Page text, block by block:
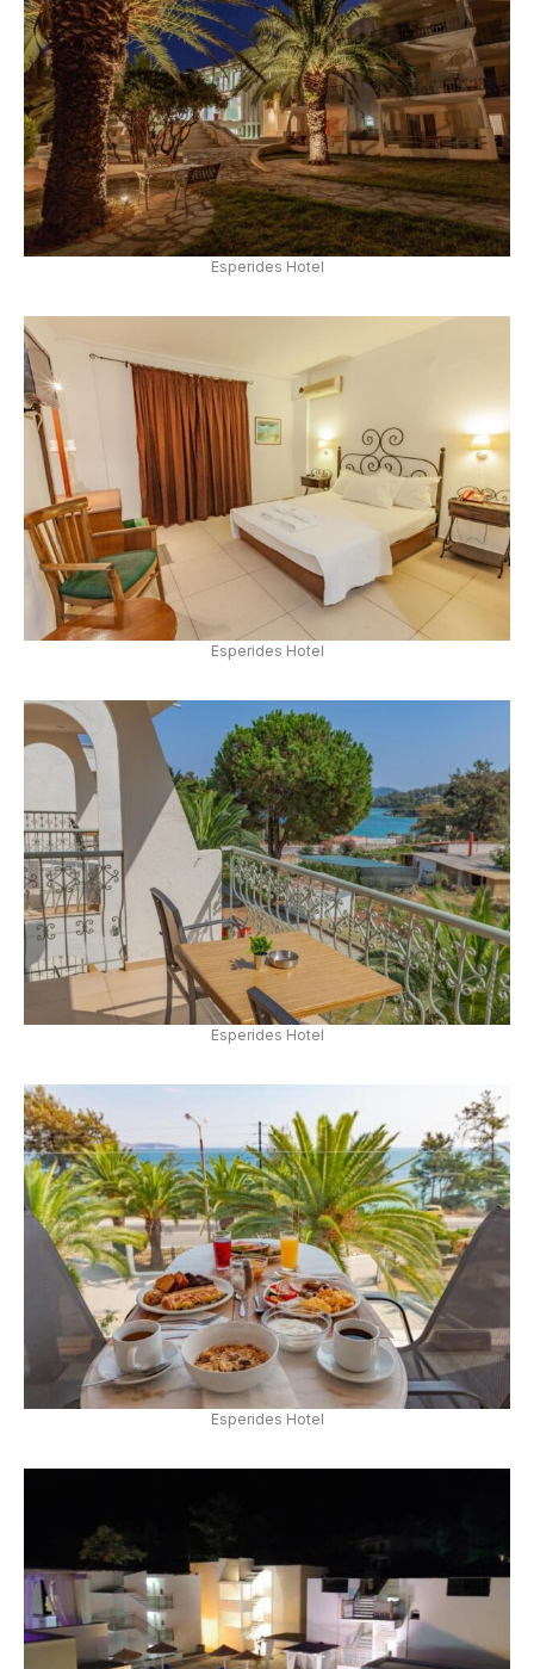
Esperides Hotel
Esperides Hotel
Esperides Hotel
Esperides Hotel